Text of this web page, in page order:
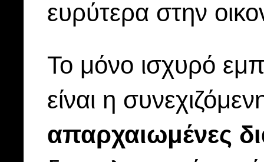
ευρύτερα στην
Το μόνο ισχυρό
είναι η
απαρχαιωμένες